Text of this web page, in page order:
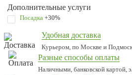
Дополнительные услуги
Посадка +30%
Удобная доставка
Курьером, по Москве и
Разные способы оплаты
Наличными, банковской картой,